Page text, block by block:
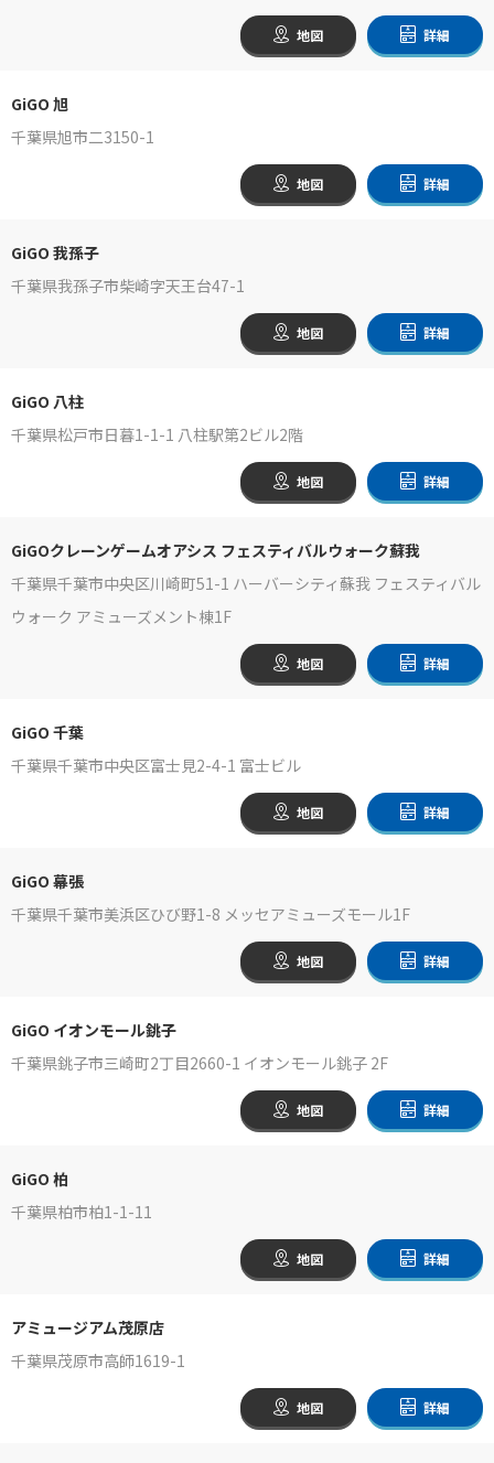
地図 詳細
GiGO 旭
千葉県旭市二3150-1
地図 詳細
GiGO 我孫子
千葉県我孫子市柴崎字天王台47-1
地図 詳細
GiGO 八柱
千葉県松戸市日暮1-1-1 八柱駅第2ビル2階
地図 詳細
GiGOクレーンゲームオアシス フェスティバルウォーク蘇我
千葉県千葉市中央区川崎町51-1 ハーバーシティ蘇我 フェスティバル
ウォーク アミューズメント棟1F
地図 詳細
GiGO 千葉
千葉県千葉市中央区富士見2-4-1 富士ビル
地図 詳細
GiGO 幕張
千葉県千葉市美浜区ひび野1-8 メッセアミューズモール1F
地図 詳細
GiGO イオンモール銚子
千葉県銚子市三崎町2丁目2660-1 イオンモール銚子 2F
地図 詳細
GiGO 柏
千葉県柏市柏1-1-11
地図 詳細
アミュージアム茂原店
千葉県茂原市高師1619-1
地図 詳細